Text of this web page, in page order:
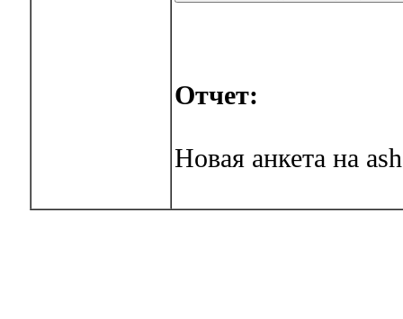
Отчет:
Новая анкета на